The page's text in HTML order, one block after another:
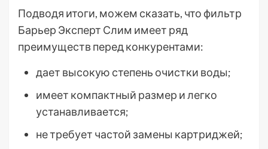
Подводя итоги, можем сказать, что фильтр
Барьер Эксперт Слим имеет ряд
преимуществ перед конкурентами:
дает высокую степень очистки воды;
имеет компактный размер и легко
устанавливается;
не требует частой замены картриджей;